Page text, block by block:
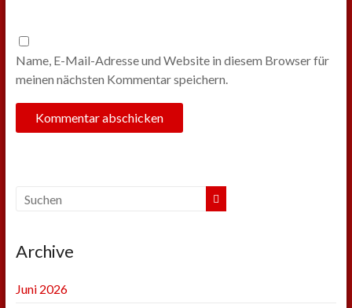
Name, E-Mail-Adresse und Website in diesem Browser für
meinen nächsten Kommentar speichern.
Archive
Juni 2026